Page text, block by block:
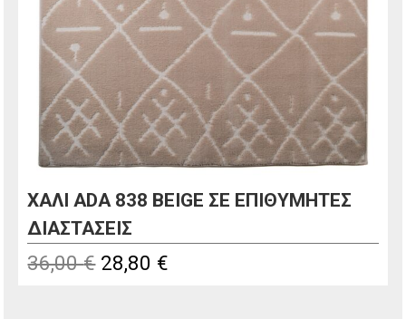
ΧΑΛΙ ADA 838 BEIGE ΣΕ ΕΠΙΘΥΜΗΤΕΣ
ΔΙΑΣΤΑΣΕΙΣ
36,00€ Original
28,80 €